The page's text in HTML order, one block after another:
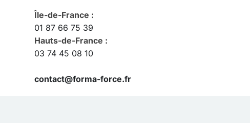
Île-de-France :
01 87 66 75 39
Hauts-de-France :
03 74 45 08 10
contact@forma-force.fr